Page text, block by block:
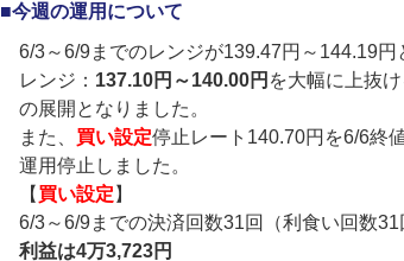
■今週の運用について
6/3～6/9までのレンジが139.47円～144.19円
レンジ： 137.10円～140.00円 を大幅に上抜
の展開となりました。
また、 買い設定停止レート140.70円を6/6終
運用停止しました。
【 買い設定 】
6/3～6/9までの決済回数31回（利食い回数31
利益は4万3,723円